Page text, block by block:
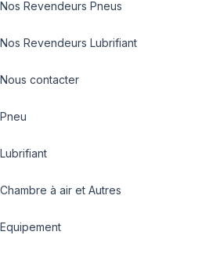
Nos Revendeurs Pneus
Nos Revendeurs Lubrifiant
Nous contacter
Pneu
Lubrifiant
Chambre à air et Autres
Equipement